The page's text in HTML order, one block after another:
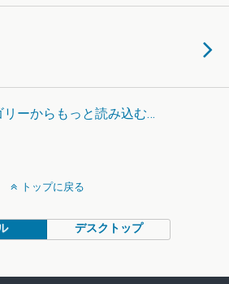
リーからもっと読み込む…
トップに戻る
デスクトップ